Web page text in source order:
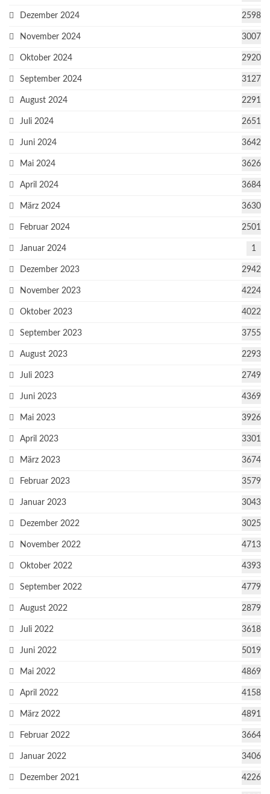
Dezember 2024 2598
November 2024 3007
Oktober 2024 2920
September 2024 3127
August 2024 2291
Juli 2024 2651
Juni 2024 3642
Mai 2024 3626
April 2024 3684
März 2024 3630
Februar 2024 2501
Januar 2024 1
Dezember 2023 2942
November 2023 4224
Oktober 2023 4022
September 2023 3755
August 2023 2293
Juli 2023 2749
Juni 2023 4369
Mai 2023 3926
April 2023 3301
März 2023 3674
Februar 2023 3579
Januar 2023 3043
Dezember 2022 3025
November 2022 4713
Oktober 2022 4393
September 2022 4779
August 2022 2879
Juli 2022 3618
Juni 2022 5019
Mai 2022 4869
April 2022 4158
März 2022 4891
Februar 2022 3664
Januar 2022 3406
Dezember 2021 4226